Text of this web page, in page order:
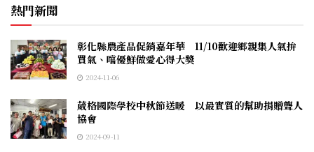
熱門新聞
彰化縣農產品促銷嘉年華 11/10歡迎鄉親集人氣拚
買氣、嚐優鮮做愛心得大獎
2024-11-06
葳格國際學校中秋節送暖 以最實質的幫助捐贈聾人
協會
2024-09-11